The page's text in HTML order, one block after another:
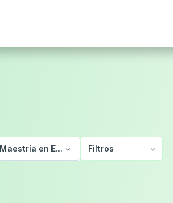
Maestría en EducaciónFiltros